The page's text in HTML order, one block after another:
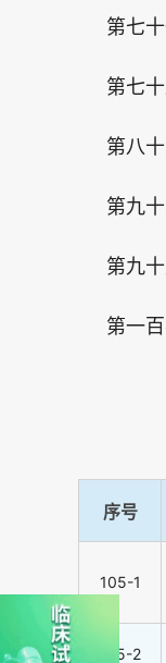
第七
第七
第八
第九
第九
第一
序号
105-1
105-2